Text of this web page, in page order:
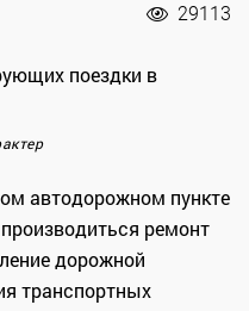
29113
автодорожном пункте
ремонт
дорожной
транспортных